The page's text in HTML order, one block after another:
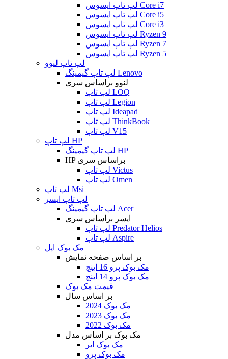
لپ تاپ ایسوس Core i7
لپ تاپ ایسوس Core i5
لپ تاپ ایسوس Core i3
لپ تاپ ایسوس Ryzen 9
لپ تاپ ایسوس Ryzen 7
لپ تاپ ایسوس Ryzen 5
لپ تاپ لنوو
لپ تاپ گیمینگ Lenovo
لنوو براساس سری
لپ تاپ LOQ
لپ تاپ Legion
لپ تاپ Ideapad
لپ تاپ ThinkBook
لپ تاپ V15
لپ تاپ HP
لپ تاپ گیمینگ HP
HP براساس سری
لپ تاپ Victus
لپ تاپ Omen
لپ تاپ Msi
لپ تاپ ایسر
لپ تاپ گیمینگ Acer
ایسر براساس سری
لپ تاپ Predator Helios
لپ تاپ Aspire
مک بوک اپل
بر اساس صفحه نمایش
مک بوک پرو 16 اینچ
مک بوک پرو 14 اینچ
قیمت مک بوک
بر اساس سال
مک بوک 2024
مک بوک 2023
مک بوک 2022
مک بوک بر اساس مدل
مک بوک ایر
مک بوک پرو